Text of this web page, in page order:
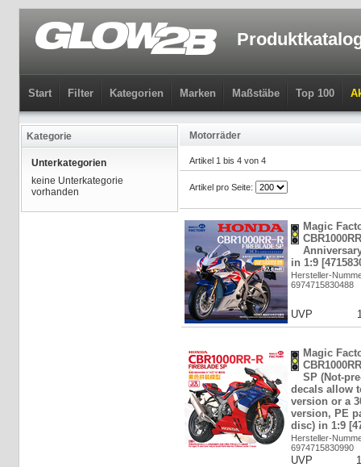
Start Filter Kategorien Marken Maßstäbe Top 100
Kategorie
Unterkategorien
keine Unterkategorie
vorhanden
Motorräder
Artikel 1 bis 4 von 4
Artikel pro Seite:
Magic
in 1:9
Hersteller-
6974715830488
UVP
Magic
SP (Not-
decals allow
version or a
version, PE
disc) in 1:9
Hersteller-
6974715830990
UVP